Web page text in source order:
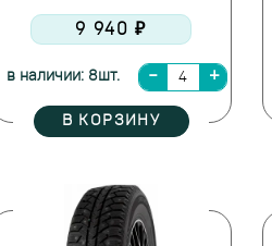
9 940 ₽
в наличии: 8шт.
В КОРЗИНУ